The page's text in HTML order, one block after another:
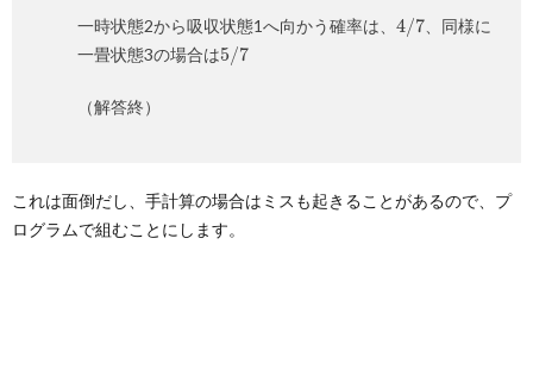
一時状態2から吸収状態1へ向かう確率は、
/
、同様に
一畳状態3の場合は
5 /7
（解答終）
これは面倒だし、手計算の場合はミスも起きることがあるので、プ
ログラムで組むことにします。